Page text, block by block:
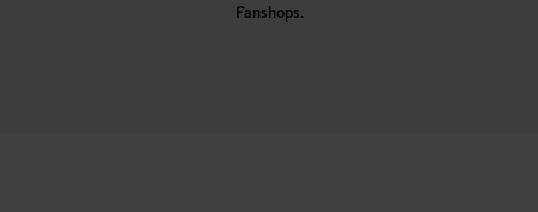
Fanshops.